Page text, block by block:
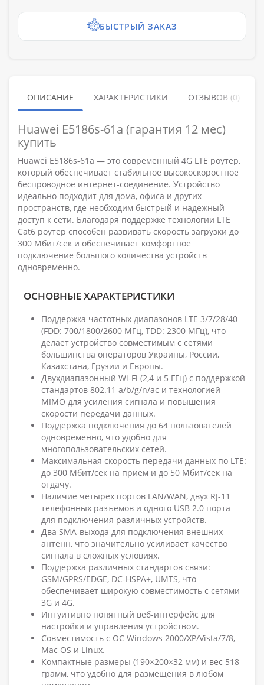
БЫСТРЫЙ ЗАКАЗ
ОПИСАНИЕ ХАРАКТЕРИСТИКИ ОТЗЫВОВ (0)
Huawei E5186s-61a (гарантия 12 мес)
купить
Huawei E5186s-61a — это современный 4G LTE роутер,
который обеспечивает стабильное высокоскоростное
беспроводное интернет-соединение. Устройство
идеально подходит для дома, офиса и других
пространств, где необходим быстрый и надежный
доступ к сети. Благодаря поддержке технологии LTE
Cat6 роутер способен развивать скорость загрузки до
300 Мбит/сек и обеспечивает комфортное
подключение большого количества устройств
одновременно.
ОСНОВНЫЕ ХАРАКТЕРИСТИКИ
Поддержка частотных диапазонов LTE 3/7/28/40
(FDD: 700/1800/2600 МГц, TDD: 2300 МГц), что
делает устройство совместимым с сетями
большинства операторов Украины, России,
Казахстана, Грузии и Европы.
Двухдиапазонный Wi-Fi (2,4 и 5 ГГц) с поддержкой
стандартов 802.11 a/b/g/n/ac и технологией
MIMO для усиления сигнала и повышения
скорости передачи данных.
Поддержка подключения до 64 пользователей
одновременно, что удобно для
многопользовательских сетей.
Максимальная скорость передачи данных по LTE:
до 300 Мбит/сек на прием и до 50 Мбит/сек на
отдачу.
Наличие четырех портов LAN/WAN, двух RJ-11
телефонных разъемов и одного USB 2.0 порта
для подключения различных устройств.
Два SMA-выхода для подключения внешних
антенн, что значительно усиливает качество
сигнала в сложных условиях.
Поддержка различных стандартов связи:
GSM/GPRS/EDGE, DC-HSPA+, UMTS, что
обеспечивает широкую совместимость с сетями
3G и 4G.
Интуитивно понятный веб-интерфейс для
настройки и управления устройством.
Совместимость с ОС Windows 2000/XP/Vista/7/8,
Mac OS и Linux.
Компактные размеры (190×200×32 мм) и вес 518
грамм, что удобно для размещения в любом